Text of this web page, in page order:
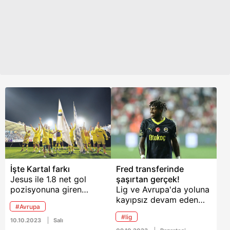
İşte Kartal farkı
Jesus ile 1.8 net gol
pozisyonuna giren
Fenerbahçe, Kartal ile
3.6 rakamına ulaştı.
Jesuslu Kanarya, maç
#Avrupa
10.10.2023 Salı
Fred transferinde
şaşırtan gerçek!
Lig ve Avrupa'da yoluna
kayıpsız devam eden
Fenerbahçe'de kadroda
dahil edilen çok sayıda
#lig